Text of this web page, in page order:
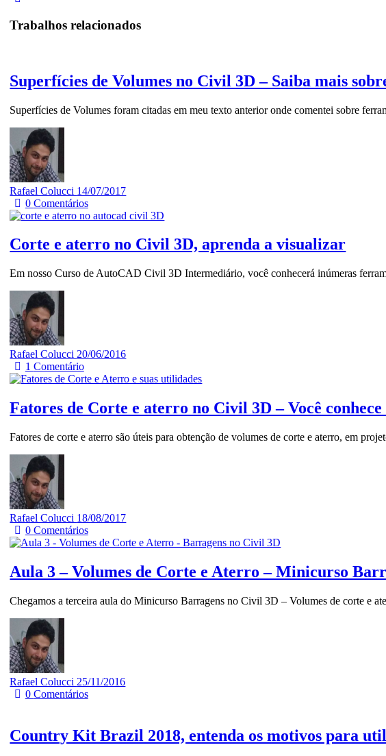
Trabalhos relacionados
Superfícies de Volumes no Civil 3D – Saiba mais
Superfícies de Volumes foram citadas em meu texto anterior onde comentei sobre
Rafael Colucci 14/07/2017
0 Comentários
Corte e aterro no Civil 3D, aprenda a visualizar
Em nosso Curso de AutoCAD Civil 3D Intermediário, você conhecerá inúmeras
Rafael Colucci 20/06/2016
1 Comentário
Fatores de Corte e aterro no Civil 3D – Você conhece
Fatores de corte e aterro são úteis para obtenção de volumes de corte e aterro, em
Rafael Colucci 18/08/2017
0 Comentários
Aula 3 – Volumes de Corte e Aterro – Minicurso
Chegamos a terceira aula do Minicurso Barragens no Civil 3D – Volumes de corte e
Rafael Colucci 25/11/2016
0 Comentários
Country Kit Brazil 2018, entenda os motivos para